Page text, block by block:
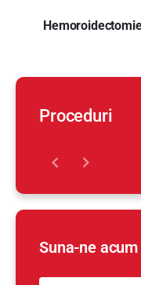
Proceduri
Suna-ne